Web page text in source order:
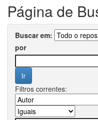
Página de
Buscar em:
por
Filtros correntes: